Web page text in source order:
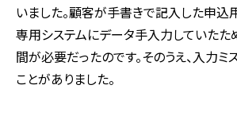
いました。顧客が手書きで記入した申込
専用システムにデータ手入力していたた
間が必要だったのです。そのうえ、入力ミ
ことがありました。